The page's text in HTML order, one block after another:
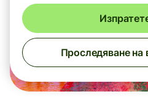
Проследяване на